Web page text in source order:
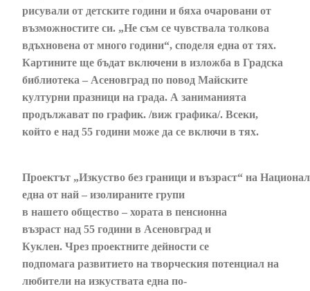
рисували от детските години и бяха очаровани от
възможностите си. „Не съм се чувствала толкова
вдъхновена от много години“, споделя една от тях.
Картините ще бъдат включени в изложба в Градска
библиотека – Асеновград по повод Майските
културни празници на града. А заниманията
продължават по график. /виж графика/. Всеки,
който е над 55 години може да се включи в тях.
Проектът „Изкуство без граници и възраст“ на
една от най – изолираните групи
в нашето общество – хората в пенсионна
възраст над 55 години в Асеновград и
Куклен. Чрез проектните дейности се
подпомага развитието на творческия потенциал на
любители на изкуствата една по-